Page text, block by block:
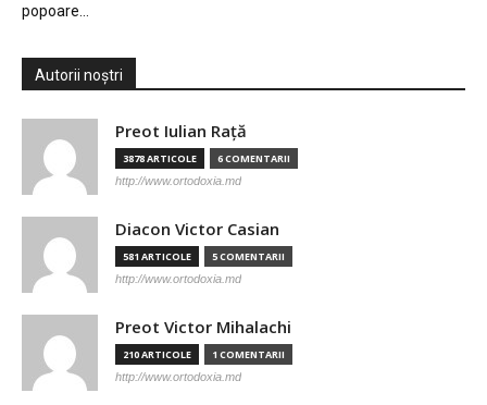
popoare…
Autorii noștri
Preot Iulian Raţă
3878 ARTICOLE 6 COMENTARII
http://www.ortodoxia.md
Diacon Victor Casian
581 ARTICOLE 5 COMENTARII
http://www.ortodoxia.md
Preot Victor Mihalachi
210 ARTICOLE 1 COMENTARII
http://www.ortodoxia.md